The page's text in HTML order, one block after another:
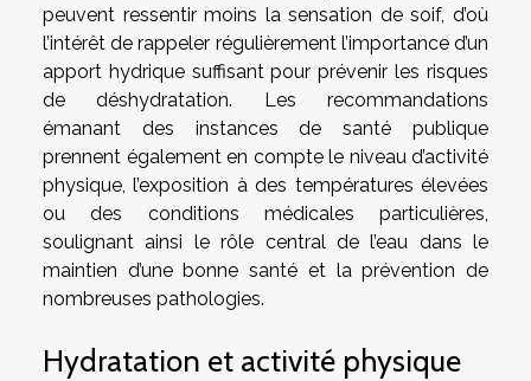
peuvent ressentir moins la sensation de soif, d’où
l’intérêt de rappeler régulièrement l’importance d’un
apport hydrique suffisant pour prévenir les risques
de déshydratation. Les recommandations
émanant des instances de santé publique
prennent également en compte le niveau d’activité
physique, l’exposition à des températures élevées
ou des conditions médicales particulières,
soulignant ainsi le rôle central de l’eau dans le
maintien d’une bonne santé et la prévention de
nombreuses pathologies.
Hydratation et activité physique